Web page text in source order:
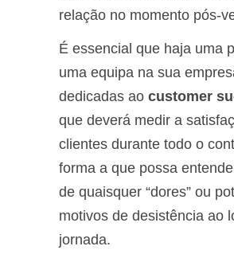
relação no momento pós-
É essencial que haja uma
uma equipa na sua
dedicadas ao customer
que deverá medir a
clientes durante todo o
forma a que possa
de quaisquer “dores” ou
motivos de desistência ao
jornada.